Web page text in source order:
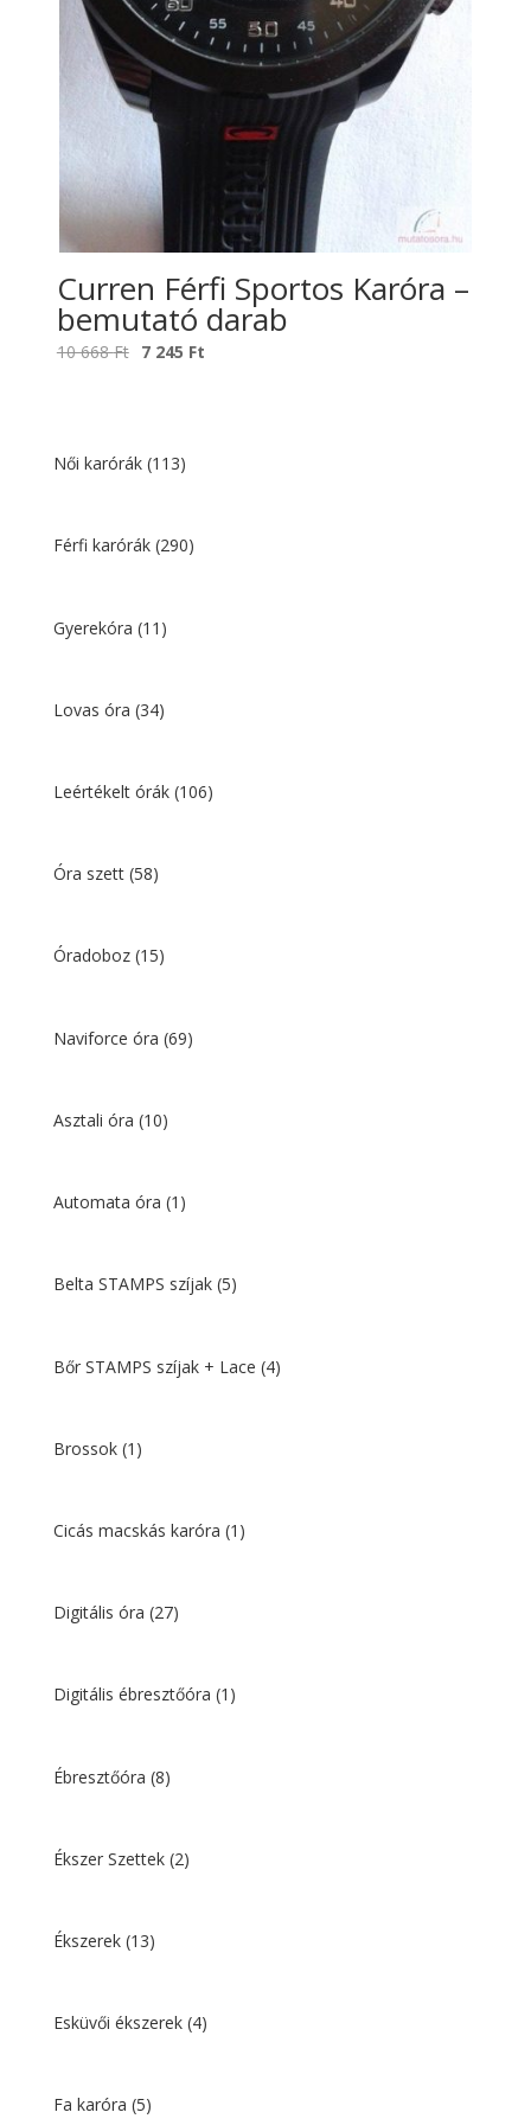
Curren Férfi Sportos Karóra –
bemutató darab
10 668Ft Original
668 Ft.
7 245 Ft
Női karórák (113)
Férfi karórák (290)
Gyerekóra (11)
Lovas óra (34)
Leértékelt órák (106)
Óra szett (58)
Óradoboz (15)
Naviforce óra (69)
Asztali óra (10)
Automata óra (1)
Belta STAMPS szíjak (5)
Bőr STAMPS szíjak + Lace (4)
Brossok (1)
Cicás macskás karóra (1)
Digitális óra (27)
Digitális ébresztőóra (1)
Ébresztőóra (8)
Ékszer Szettek (2)
Ékszerek (13)
Esküvői ékszerek (4)
Fa karóra (5)